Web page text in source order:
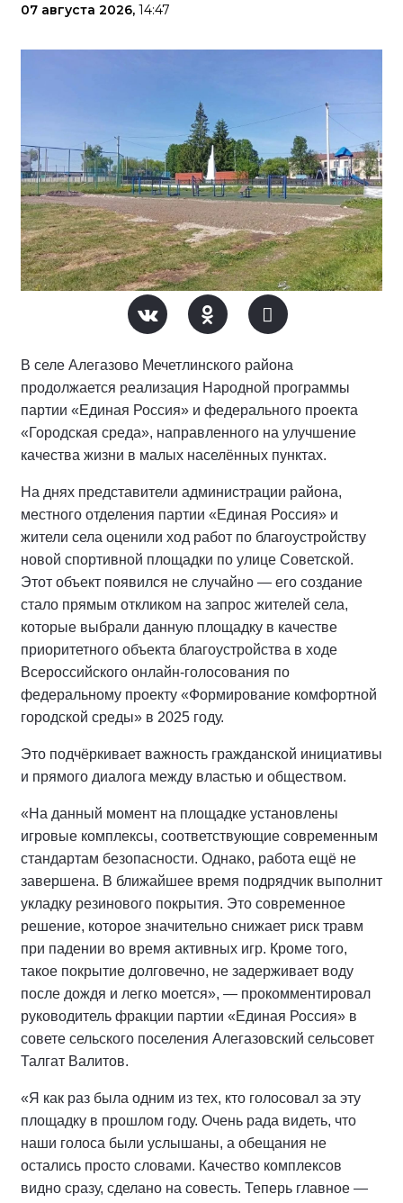
07 августа 2026, 14:47
В селе Алегазово Мечетлинского района
продолжается реализация Народной программы
партии «Единая Россия» и федерального проекта
«Городская среда», направленного на улучшение
качества жизни в малых населённых пунктах.
На днях представители администрации района,
местного отделения партии «Единая Россия» и
жители села оценили ход работ по благоустройству
новой спортивной площадки по улице Советской.
Этот объект появился не случайно — его создание
стало прямым откликом на запрос жителей села,
которые выбрали данную площадку в качестве
приоритетного объекта благоустройства в ходе
Всероссийского онлайн-голосования по
федеральному проекту «Формирование комфортной
городской среды» в 2025 году.
Это подчёркивает важность гражданской инициативы
и прямого диалога между властью и обществом.
«На данный момент на площадке установлены
игровые комплексы, соответствующие современным
стандартам безопасности. Однако, работа ещё не
завершена. В ближайшее время подрядчик выполнит
укладку резинового покрытия. Это современное
решение, которое значительно снижает риск травм
при падении во время активных игр. Кроме того,
такое покрытие долговечно, не задерживает воду
после дождя и легко моется», — прокомментировал
руководитель фракции партии «Единая Россия» в
совете сельского поселения Алегазовский сельсовет
Талгат Валитов.
«Я как раз была одним из тех, кто голосовал за эту
площадку в прошлом году. Очень рада видеть, что
наши голоса были услышаны, а обещания не
остались просто словами. Качество комплексов
видно сразу, сделано на совесть. Теперь главное —